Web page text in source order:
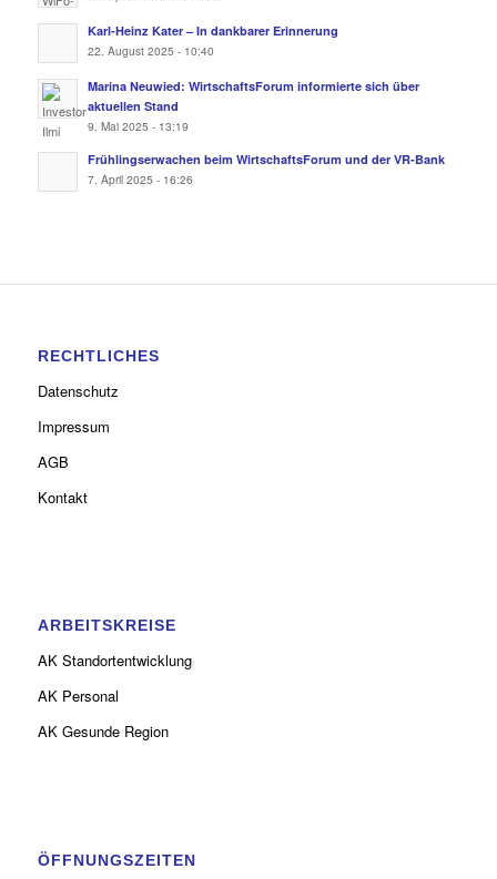
Karl-Heinz Kater – In dankbarer Erinnerung
22. August 2025 - 10:40
Marina Neuwied: WirtschaftsForum informierte sich über
aktuellen Stand
9. Mai 2025 - 13:19
Frühlingserwachen beim WirtschaftsForum und der VR-Bank
7. April 2025 - 16:26
RECHTLICHES
Datenschutz
Impressum
AGB
Kontakt
ARBEITSKREISE
AK Standortentwicklung
AK Personal
AK Gesunde Region
ÖFFNUNGSZEITEN